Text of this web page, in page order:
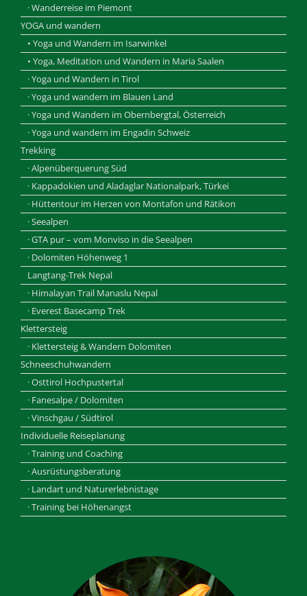
· Wanderreise im Piemont
YOGA und wandern
• Yoga und Wandern im Isarwinkel
• Yoga, Meditation und Wandern in Maria Saalen
· Yoga und Wandern in Tirol
· Yoga und wandern im Blauen Land
· Yoga und Wandern im Obernbergtal, Österreich
· Yoga und wandern im Engadin Schweiz
Trekking
· Alpenüberquerung Süd
· Kappadokien und Aladaglar Nationalpark, Türkei
· Hüttentour im Herzen von Montafon und Rätikon
· Seealpen
· GTA pur – vom Monviso in die Seealpen
· Dolomiten Höhenweg 1
Langtang-Trek Nepal
· Himalayan Trail Manaslu Nepal
· Everest Basecamp Trek
Klettersteig
· Klettersteig & Wandern Dolomiten
Schneeschuhwandern
· Osttirol Hochpustertal
· Fanesalpe / Dolomiten
· Vinschgau / Südtirol
Individuelle Reiseplanung
· Training und Coaching
· Ausrüstungsberatung
· Landart und Naturerlebnistage
· Training bei Höhenangst